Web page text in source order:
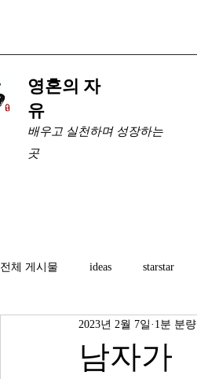
​영혼의 자
유
배우고 실천하며 성장하는
곳
전체 게시물 ideas starstar
남자가
2023년 2월 7일 1분 분량